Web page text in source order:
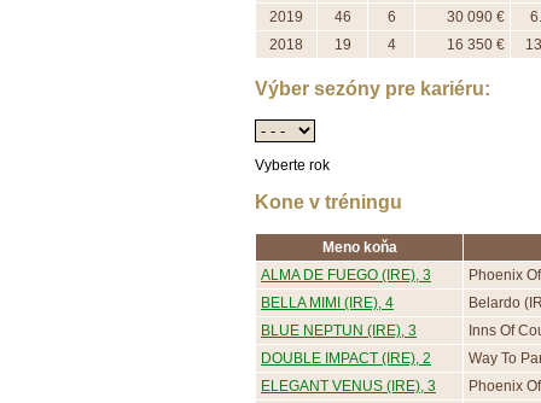
2019
46 6 30 090 €
6.
2018
19 4 16 350 €
Výber sezóny pre kariéru:
Vyberte rok
Kone v tréningu
Meno koňa
ALMA DE FUEGO (IRE), 3
Phoenix
BELLA MIMI (IRE), 4
Belardo
BLUE NEPTUN (IRE), 3
Inns Of
DOUBLE IMPACT (IRE), 2
Way To
ELEGANT VENUS (IRE), 3
Phoenix